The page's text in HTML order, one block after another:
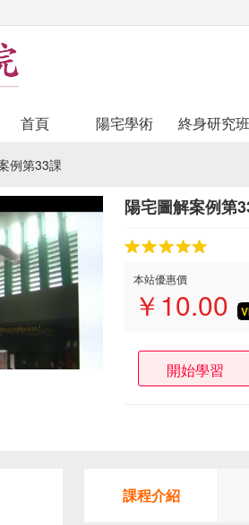
首頁 陽宅學術 終身研究班
例第33課
陽宅圖解案例第
本站優惠價
￥ 10.00
開始學習
課程介紹